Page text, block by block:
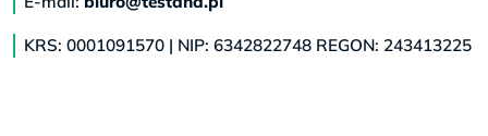
KRS: 0001091570 | NIP: 6342822748 REGON: 243413225